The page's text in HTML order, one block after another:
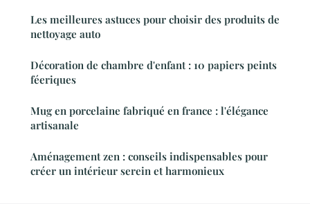
Les meilleures astuces pour choisir des produits de
nettoyage auto
Décoration de chambre d'enfant : 10 papiers peints
féeriques
Mug en porcelaine fabriqué en france : l'élégance
artisanale
Aménagement zen : conseils indispensables pour
créer un intérieur serein et harmonieux